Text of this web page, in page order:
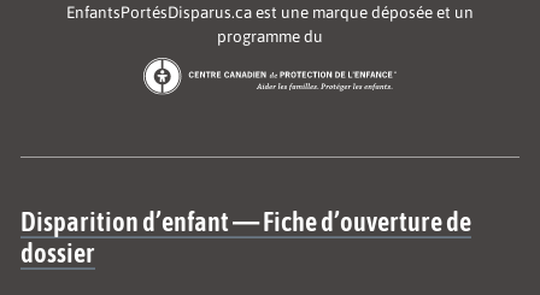
EnfantsPortésDisparus.ca est une marque déposée et un
programme du
Site map
Disparition d’enfant — Fiche d’ouverture de
dossier